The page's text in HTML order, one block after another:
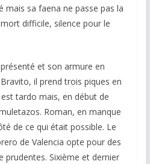
mais sa faena ne passe pas la
difficile, silence pour le
et son armure en
il prend trois piques en
tardo mais, en début de
Roman, en manque
de ce qui était possible. Le
de Valencia opte pour des
prudentes. Sixième et dernier